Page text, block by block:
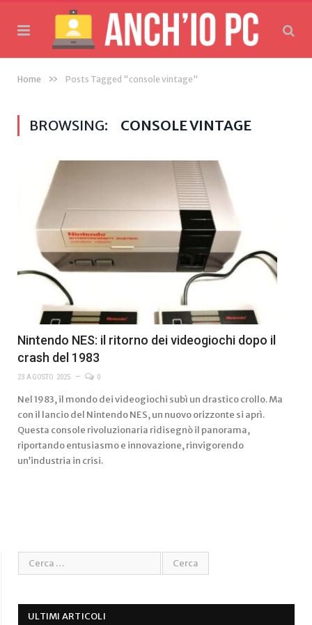
Home » Posts Tagged "console vintage"
BROWSING: CONSOLE VINTAGE
Nintendo NES: il ritorno dei videogiochi dopo il
crash del 1983
23 AGOSTO 2025 0
Nel 1983, il mondo dei videogiochi subì un drastico crollo. Ma
con il lancio del Nintendo NES, un nuovo orizzonte si aprì.
Questa console rivoluzionaria ridisegnò il panorama,
riportando entusiasmo e innovazione, rinvigorendo
un’industria in crisi.
ULTIMI ARTICOLI